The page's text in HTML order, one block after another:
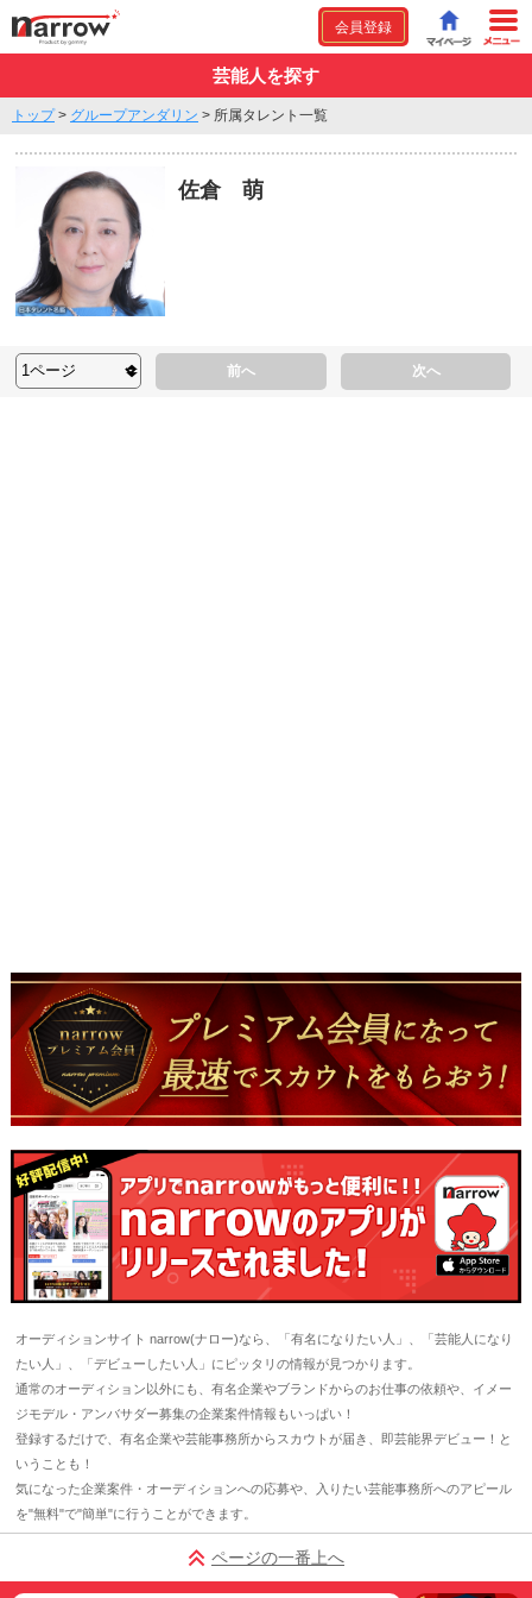
会員登録
芸能人を探す
トップ> グループアンダリン > 所属タレント一覧
佐倉 萌
前へ 次へ
オーディションサイト narrow(ナロー)なら、「有名になりたい人」、「芸能人になり
たい人」、「デビューしたい人」にピッタリの情報が見つかります。
通常のオーディション以外にも、有名企業やブランドからのお仕事の依頼や、イメー
ジモデル・アンバサダー募集の企業案件情報もいっぱい！
登録するだけで、有名企業や芸能事務所からスカウトが届き、即芸能界デビュー！と
いうことも！
気になった企業案件・オーディションへの応募や、入りたい芸能事務所へのアピール
を"無料"で"簡単"に行うことができます。
ページの一番上へ